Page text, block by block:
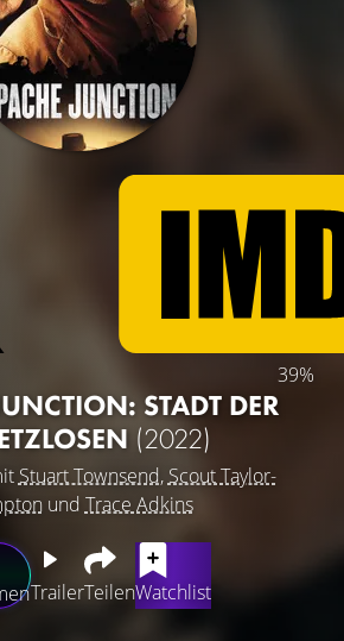
39%
STADT DER
(2022)
Stuart Townsend, Scout Taylor-
und Trace Adkins
TrailerTeilenWatchlist